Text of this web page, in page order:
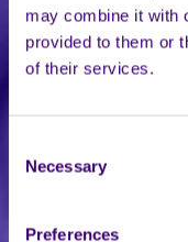
may combine it with
provided to them or
of their services.
Selection
Necessary
Preferences